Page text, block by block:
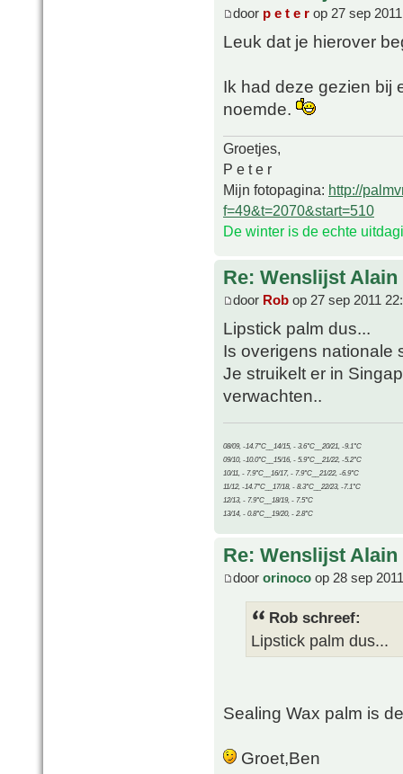
door p e t e r op 27 sep
Leuk dat je hierover
Ik had deze gezien bij
noemde.
Groetjes,
P e t e r
Mijn fotopagina: http://
f=49&t=2070&start=510
De winter is de echte
Re: Wenslijst Alain
door Rob op 27 sep 2011
Lipstick palm dus...
Is overigens nationale
Je struikelt er in
verwachten..
08/09, -14.7°C__14/15, - 3.6°C__20/21, -9.1°C
09/10, -10.0°C__15/16, - 5.9°C__21/22, -5.2°C
10/11, - 7.9°C__16/17, - 7.9°C__21/22, -6.9°C
11/12, -14.7°C__17/18, - 8.3°C__22/23, -7.1°C
12/13, - 7.9°C__18/19, - 7.5°C
13/14, - 0.8°C__19/20, - 2.8°C
Re: Wenslijst Alain
door orinoco op 28 sep
Rob schreef:
Lipstick palm dus...
Sealing Wax palm is
Groet,Ben